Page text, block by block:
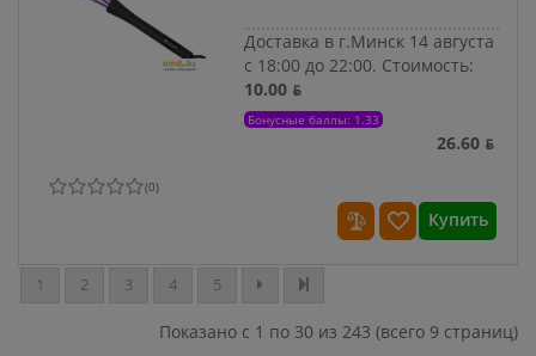
Доставка в г.Минск 14 августа
с 18:00 до 22:00. Стоимость:
10.00 ƃ
Бонусные баллы: 1.33
26.60 ƃ
(0)
Купить
1 2 3 4 5
Показано с 1 по 30 из 243 (всего 9 страниц)